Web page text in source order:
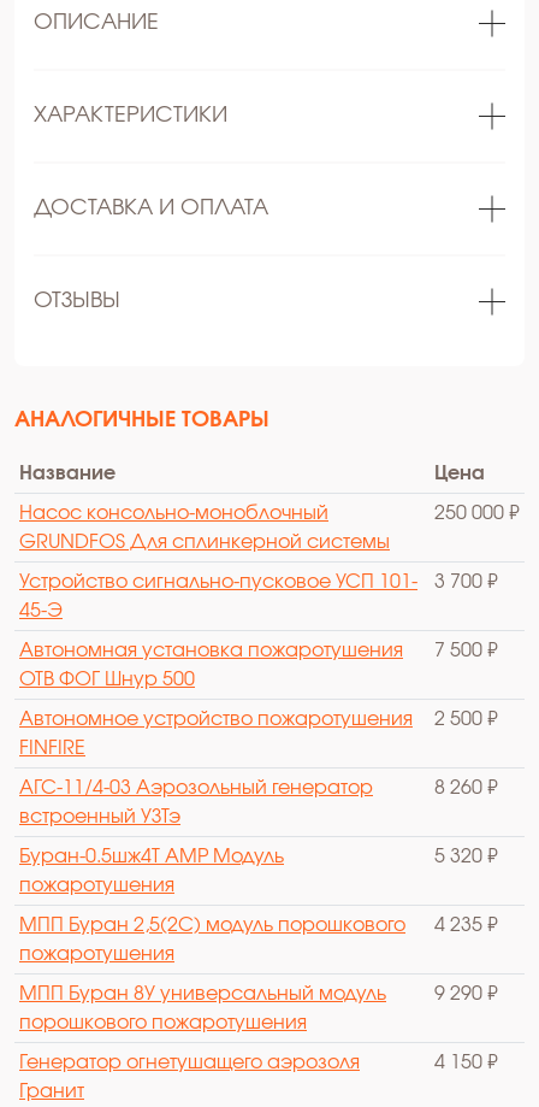
ОПИСАНИЕ
ХАРАКТЕРИСТИКИ
ДОСТАВКА И ОПЛАТА
ОТЗЫВЫ
АНАЛОГИЧНЫЕ ТОВАРЫ
Название Цена
Насос консольно-моноблочный
GRUNDFOS Для сплинкерной системы
250 000 ₽
Устройство сигнально-пусковое УСП 101-
45-Э
3 700 ₽
Автономная установка пожаротушения
ОТВ ФОГ Шнур 500
7 500 ₽
Автономное устройство пожаротушения
FINFIRE
2 500 ₽
АГС-11/4-03 Аэрозольный генератор
встроенный УЗТэ
8 260 ₽
Буран-0.5шж4Т АМР Модуль
пожаротушения
5 320 ₽
МПП Буран 2,5(2С) модуль порошкового
пожаротушения
4 235 ₽
МПП Буран 8У универсальный модуль
порошкового пожаротушения
9 290 ₽
Генератор огнетушащего аэрозоля
Гранит
4 150 ₽